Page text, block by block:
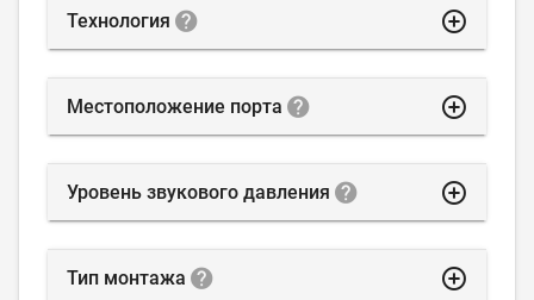
highlight_off
Технология
highlight_off
Местоположение порта
highlight_off
Уровень звукового давления
highlight_off
Тип монтажа